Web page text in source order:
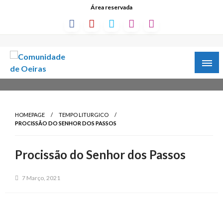
Área reservada
HOMEPAGE
TEMPO LITURGICO
PROCISSÃO DO SENHOR DOS PASSOS
Procissão do Senhor dos Passos
7 Março, 2021